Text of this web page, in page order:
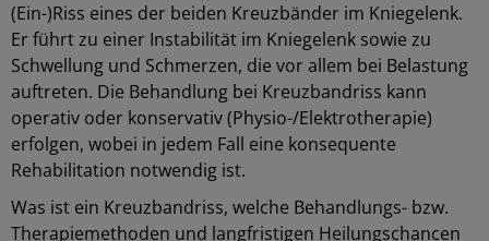
(Ein-)Riss eines der beiden Kreuzbänder im Kniegelenk.
Er führt zu einer Instabilität im Kniegelenk sowie zu
Schwellung und Schmerzen, die vor allem bei Belastung
auftreten. Die Behandlung bei Kreuzbandriss kann
operativ oder konservativ (Physio-/Elektrotherapie)
erfolgen, wobei in jedem Fall eine konsequente
Rehabilitation notwendig ist.
Was ist ein Kreuzbandriss, welche Behandlungs- bzw.
Therapiemethoden und langfristigen Heilungschancen